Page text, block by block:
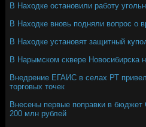
В Находке остановили работу
В Находке вновь подняли вопрос о
В Находке установят защитный
В Нарымском сквере Новосибирска
Внедрение ЕГАИС в селах РТ
торговых точек
Внесены первые поправки в
200 млн рублей